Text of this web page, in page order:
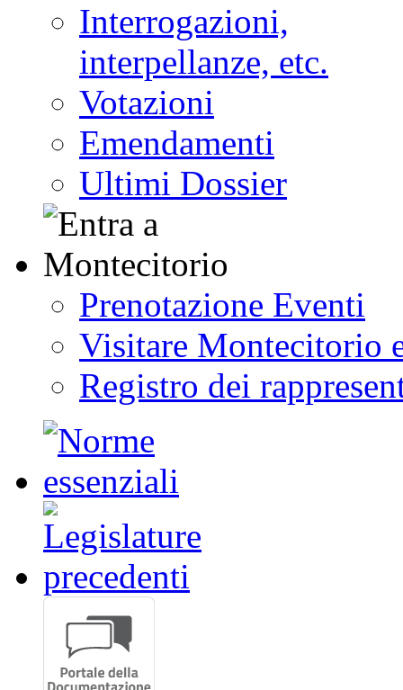
Interrogazioni,
interpellanze, etc.
Votazioni
Emendamenti
Ultimi Dossier
Prenotazione Eventi
Visitare Montecitorio
Registro dei